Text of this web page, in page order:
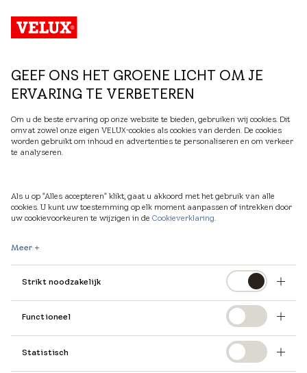
GEEF ONS HET GROENE LICHT OM JE
ERVARING TE VERBETEREN
Om u de beste ervaring op onze website te bieden, gebruiken wij cookies. Dit
omvat zowel onze eigen VELUX-cookies als cookies van derden. De cookies
worden gebruikt om inhoud en advertenties te personaliseren en om verkeer
te analyseren.
Als u op "Alles accepteren" klikt, gaat u akkoord met het gebruik van alle
cookies. U kunt uw toestemming op elk moment aanpassen of intrekken door
uw cookievoorkeuren te wijzigen in de Cookieverklaring.
Meer
Strikt noodzakelijk
Functioneel
Statistisch